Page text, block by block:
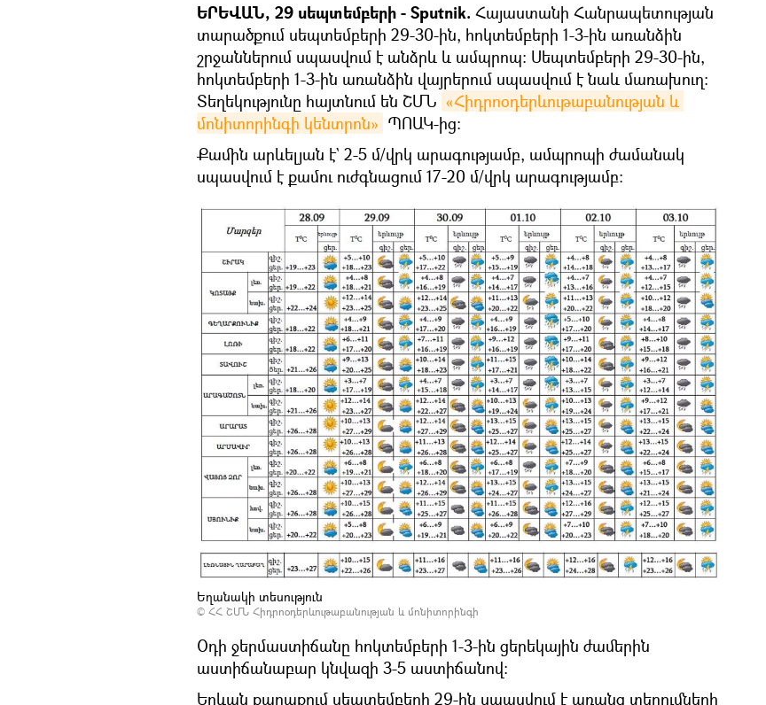
ԵՐԵՎԱՆ, 29 սեպտեմբերի - Sputnik. Հայաստանի Հանրապետության
տարածքում սեպտեմբերի 29-30-ին, հոկտեմբերի 1-3-ին առանձին
շրջաններում սպասվում է անձրև և ամպրոպ։ Սեպտեմբերի 29-30-ին,
հոկտեմբերի 1-3-ին առանձին վայրերում սպասվում է նաև մառախուղ։
Տեղեկությունը հայտնում են ՇՄՆ «Հիդրոօդերևութաբանության և
մոնիտորինգի կենտրոն» ՊՈԱԿ-ից։
Քամին արևելյան է` 2-5 մ/վրկ արագությամբ, ամպրոպի ժամանակ
սպասվում է քամու ուժգնացում 17-20 մ/վրկ արագությամբ։
Եղանակի տեսություն
© ՀՀ ՇՄՆ Հիդրոօդերևութաբանության և մոնիտորինգի
Օդի ջերմաստիճանը հոկտեմբերի 1-3-ին ցերեկային ժամերին
աստիճանաբար կնվազի 3-5 աստիճանով։
Երևան քաղաքում սեպտեմբերի 29-ին սպասվում է առանց տեղումների